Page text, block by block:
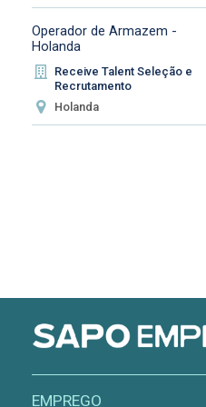
Operador de Armazem -
Holanda
Receive Talent Seleção e
Recrutamento
Holanda
EMPREGO